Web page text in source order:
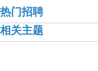
热门招聘
相关主题